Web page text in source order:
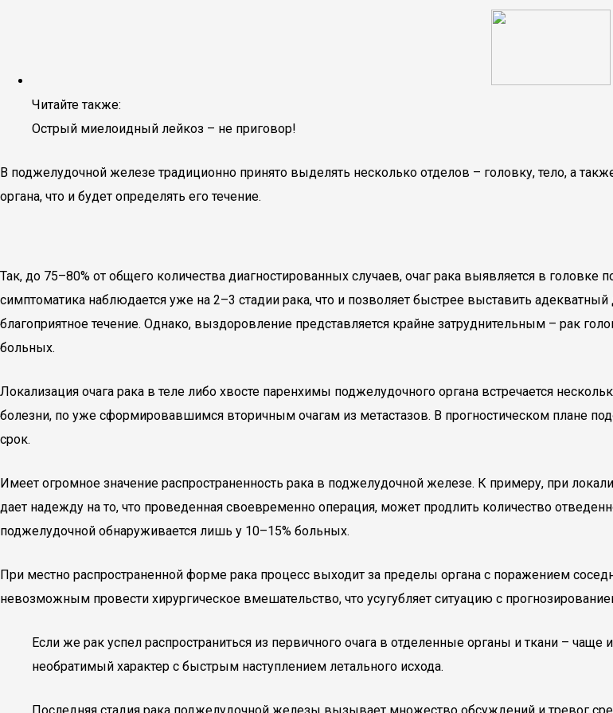
Читайте также:
Острый миелоидный лейкоз – не приговор!
В поджелудочной железе традиционно принято выделять несколько отделов – головку, тело, а
органа, что и будет определять его течение.
Так, до 75–80% от общего количества диагностированных случаев, очаг рака выявляется в
симптоматика наблюдается уже на 2–3 стадии рака, что и позволяет быстрее выставить
благоприятное течение. Однако, выздоровление представляется крайне затруднительным – рак
больных.
Локализация очага рака в теле либо хвосте паренхимы поджелудочного органа встречается
болезни, по уже сформировавшимся вторичным очагам из метастазов. В прогностическом плане
срок.
Имеет огромное значение распространенность рака в поджелудочной железе. К примеру, при
дает надежду на то, что проведенная своевременно операция, может продлить количество
поджелудочной обнаруживается лишь у 10–15% больных.
При местно распространенной форме рака процесс выходит за пределы органа с поражением
невозможным провести хирургическое вмешательство, что усугубляет ситуацию с
Если же рак успел распространиться из первичного очага в отделенные органы и ткани –
необратимый характер с быстрым наступлением летального исхода.